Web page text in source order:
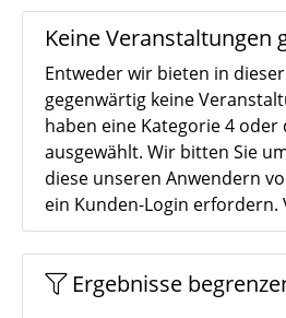
Keine Veranstaltungen
Entweder wir bieten in
gegenwärtig keine
haben eine Kategorie 4
ausgewählt. Wir bitten Sie
diese unseren Anwendern
ein Kunden-Login erfordern.
Ergebnisse